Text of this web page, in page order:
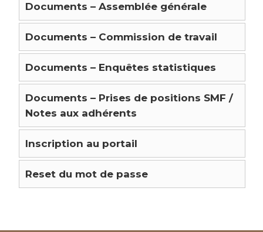
Documents – Assemblée générale
Documents – Commission de travail
Documents – Enquêtes statistiques
Documents – Prises de positions SMF /
Notes aux adhérents
Inscription au portail
Reset du mot de passe